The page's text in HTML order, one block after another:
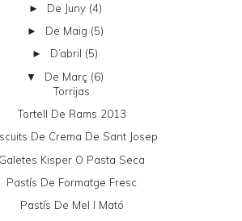
► De Juny (4)
► De Maig (5)
► D’abril (5)
▼ De Març (6)
Torrijas
Tortell De Rams 2013
De Crema De Sant Josep
Galetes Kisper O Pasta Seca
Pastís De Formatge Fresc
Pastís De Mel I Mató